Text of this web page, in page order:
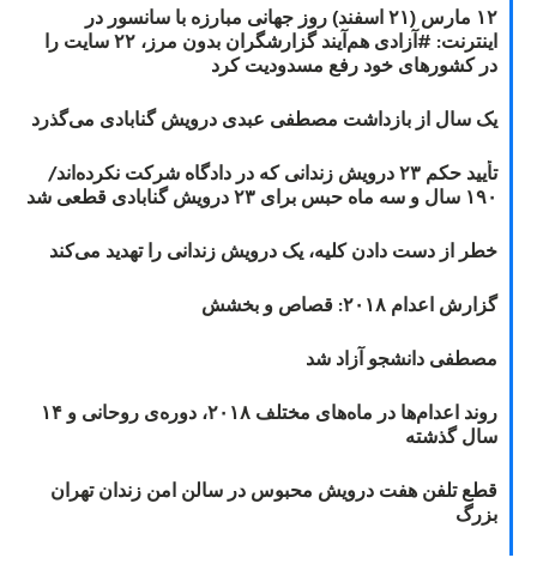
۱۲ مارس (۲۱ اسفند) روز جهانی مبارزه با سانسور در
اینترنت: #آزادی هم‌آیند گزارشگران‌ بدون مرز، ۲۲ سایت را
در کشورهای خود رفع مسدودیت کرد
یک سال از بازداشت مصطفی عبدی درویش گنابادی می‌گذرد
تأیید حکم ۲۳ درویش زندانی که در دادگاه شرکت نکرده‌اند/
۱۹۰ سال و سه ماه حبس برای ۲۳ درویش گنابادی قطعی شد
خطر از دست دادن کلیه، یک درویش زندانی را تهدید می‌کند
گزارش اعدام ۲۰۱۸: قصاص و بخشش
مصطفی دانشجو آزاد شد
روند اعدام‌ها در ماه‌های مختلف ۲۰۱۸، دوره‌ی روحانی و ۱۴
سال گذشته
قطع تلفن هفت درویش محبوس در سالن امن زندان تهران
بزرگ